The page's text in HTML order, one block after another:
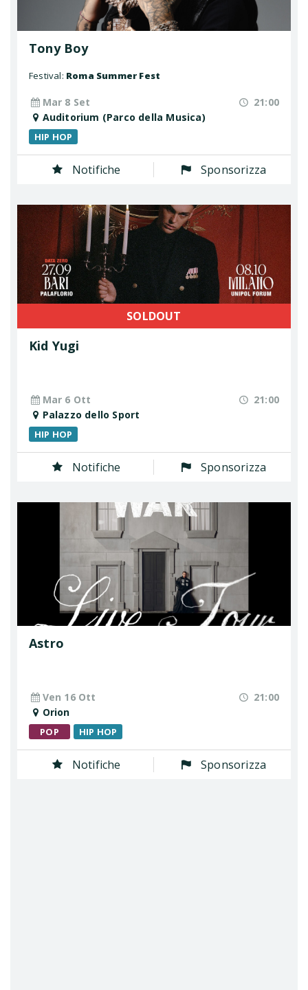
Tony Boy
Festival: Roma Summer Fest
Mar 8 Set
21:00
Auditorium (Parco della Musica)
HIP HOP
Notifiche Sponsorizza
SOLDOUT
Kid Yugi
Mar 6 Ott
21:00
Palazzo dello Sport
HIP HOP
Notifiche Sponsorizza
Astro
Ven 16 Ott
21:00
Orion
POP HIP HOP
Notifiche Sponsorizza